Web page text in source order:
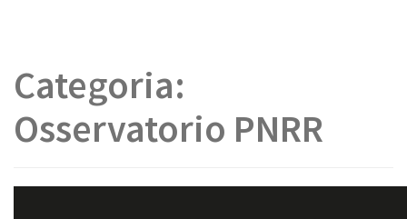
Categoria:
Osservatorio PNRR